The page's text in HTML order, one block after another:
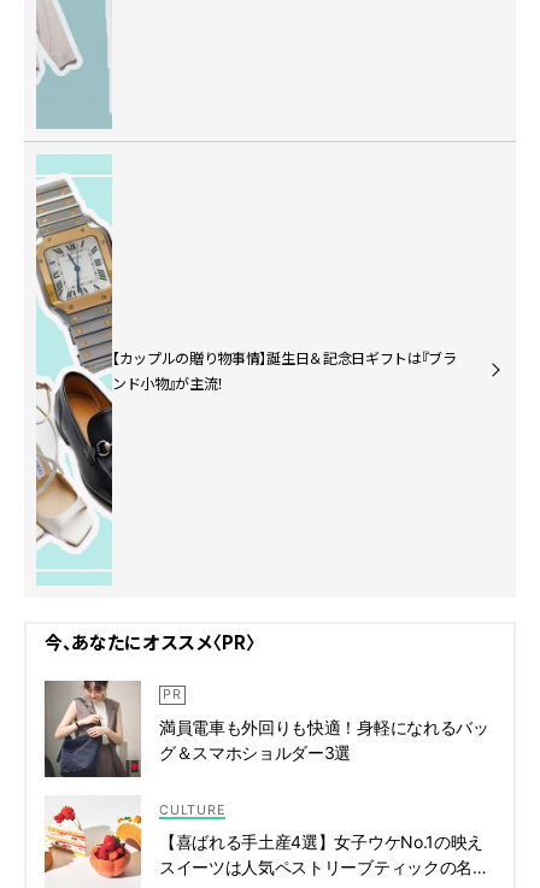
【カップルの贈り物事情】誕生日＆記念日ギフトは『ブラ
ンド小物』が主流！
今、あなたにオススメ〈PR〉
満員電車も外回りも快適！身軽になれるバッ
グ＆スマホショルダー3選
CULTURE
【喜ばれる手土産4選】女子ウケNo.1の映え
スイーツは人気ペストリーブティックの名